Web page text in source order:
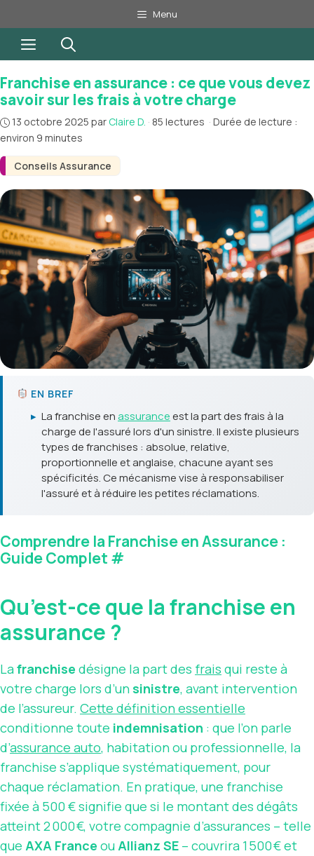
au
contenu
Menu
Menu
Conseils Assurance
Franchise en assurance : ce que vous devez
savoir sur les frais à votre charge
13 octobre 2025 par Claire D. · 85 lectures · Durée de lecture :
environ 9 minutes
EN BREF
▸ La franchise enassuranceest la part des frais à la
charge de l'assuré lors d'un sinistre. Il existe plusieurs
types de franchises : absolue, relative,
proportionnelle et anglaise, chacune ayant ses
spécificités. Ce mécanisme vise à responsabiliser
l'assuré et à réduire les petites réclamations.
Comprendre la Franchise en Assurance :
Guide Complet #
Qu’est-ce que la franchise en
assurance ?
Lafranchise désigne la part des frais qui reste à
votre charge lors d’un sinistre, avant intervention
de l’assureur. Cette définition essentielle
conditionne toute indemnisation : que l’on parle
d’assurance auto, habitation ou professionnelle, la
franchise s’applique systématiquement, pour
chaque réclamation. En pratique, une franchise
fixée à 500 € signifie que si le montant des dégâts
atteint 2 000 €, votre compagnie d’assurances – telle
que AXA France ouAllianz SE – couvrira 1 500 € et